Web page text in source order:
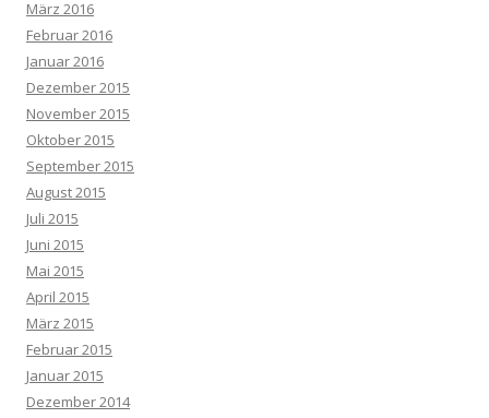
März 2016
Februar 2016
Januar 2016
Dezember 2015
November 2015
Oktober 2015
September 2015
August 2015
Juli 2015
Juni 2015
Mai 2015
April 2015
März 2015
Februar 2015
Januar 2015
Dezember 2014